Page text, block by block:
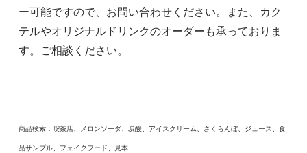
ー可能ですので、お問い合わせください。また、カク
テルやオリジナルドリンクのオーダーも承っておりま
す。ご相談ください。
商品検索：喫茶店、メロンソーダ、炭酸、アイスクリーム、さくらんぼ、ジュース、食
品サンプル、フェイクフード、見本